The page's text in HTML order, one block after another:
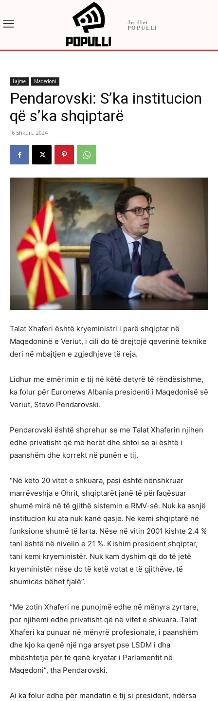
Ju flet
POPULLI
Lajme Maqedoni
Pendarovski: S’ka institucion
që s’ka shqiptarë
6 Shkurt, 2024
Talat Xhaferi është kryeministri i parë shqiptar në
Maqedoninë e Veriut, i cili do të drejtojë qeverinë teknike
deri në mbajtjen e zgjedhjeve të reja.
Lidhur me emërimin e tij në këtë detyrë të rëndësishme,
ka folur për Euronews Albania presidenti i Maqedonisë së
Veriut, Stevo Pendarovski.
Pendarovski është shprehur se me Talat Xhaferin njihen
edhe privatisht që më herët dhe shtoi se ai është i
paanshëm dhe korrekt në punën e tij.
“Në këto 20 vitet e shkuara, pasi është nënshkruar
marrëveshja e Ohrit, shqiptarët janë të përfaqësuar
shumë mirë në të gjithë sistemin e RMV-së. Nuk ka asnjë
institucion ku ata nuk kanë qasje. Ne kemi shqiptarë në
funksione shumë të larta. Nëse në vitin 2001 kishte 2.4 %
tani është në nivelin e 21 %. Kishim president shqiptar,
tani kemi kryeministër. Nuk kam dyshim që do të jetë
kryeministër nëse do të ketë votat e të gjithëve, të
shumicës bëhet fjalë”.
“Me zotin Xhaferi ne punojmë edhe në mënyra zyrtare,
por njihemi edhe privatisht që në vitet e shkuara. Talat
Xhaferi ka punuar në mënyrë profesionale, i paanshëm
dhe kjo ka qenë një nga arsyet pse LSDM i dha
mbështetje për të qenë kryetar i Parlamentit në
Maqedoni”, tha Pendarovski.
Ai ka folur edhe për mandatin e tij si president, ndërsa